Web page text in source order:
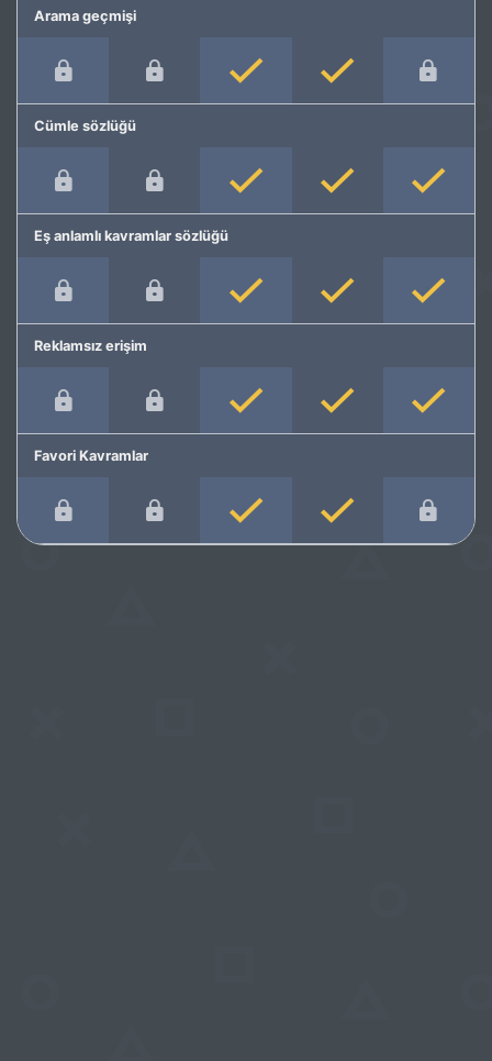
Arama geçmişi
Cümle sözlüğü
Eş anlamlı kavramlar sözlüğü
Reklamsız erişim
Favori Kavramlar